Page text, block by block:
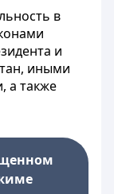
в
и
иными
а также